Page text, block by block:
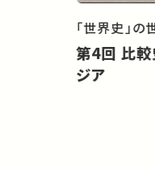
「世界史」の
第4回 比較史のなかの日本・ア
ジア